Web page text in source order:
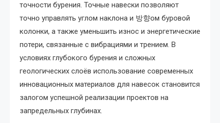
точности бурения. Точные навески позволяют
точно управлять углом наклона и 방향ом буровой
колонки, а также уменьшить износ и энергетические
потери, связанные с вибрациями и трением. В
условиях глубокого бурения и сложных
геологических слоёв использование современных
инновационных материалов для навесок становится
залогом успешной реализации проектов на
запредельных глубинах.